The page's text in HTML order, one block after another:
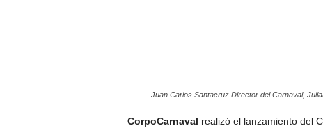
Juan Carlos Santacruz Director del Carnaval,
CorpoCarnaval realizó el lanzamiento del C